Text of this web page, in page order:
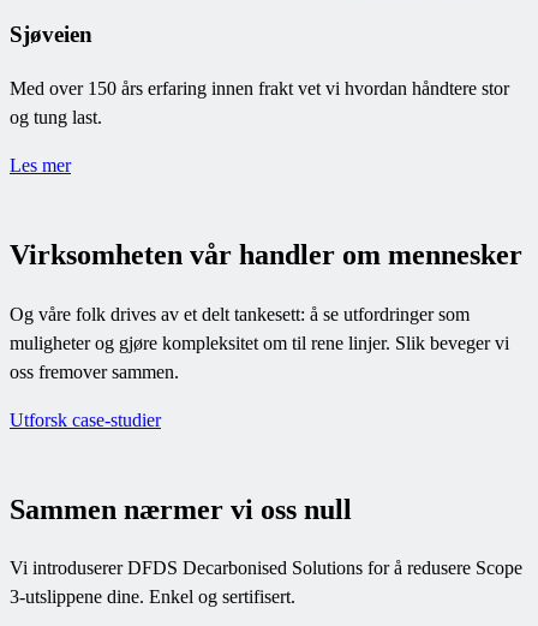
Sjøveien
Med over 150 års erfaring innen frakt vet vi hvordan håndtere stor
og tung last.
Les mer
Virksomheten vår handler om mennesker
Og våre folk drives av et delt tankesett: å se utfordringer som
muligheter og gjøre kompleksitet om til rene linjer. Slik beveger vi
oss fremover sammen.
Utforsk case-studier
Sammen nærmer vi oss null
Vi introduserer DFDS Decarbonised Solutions for å redusere Scope
3-utslippene dine. Enkel og sertifisert.